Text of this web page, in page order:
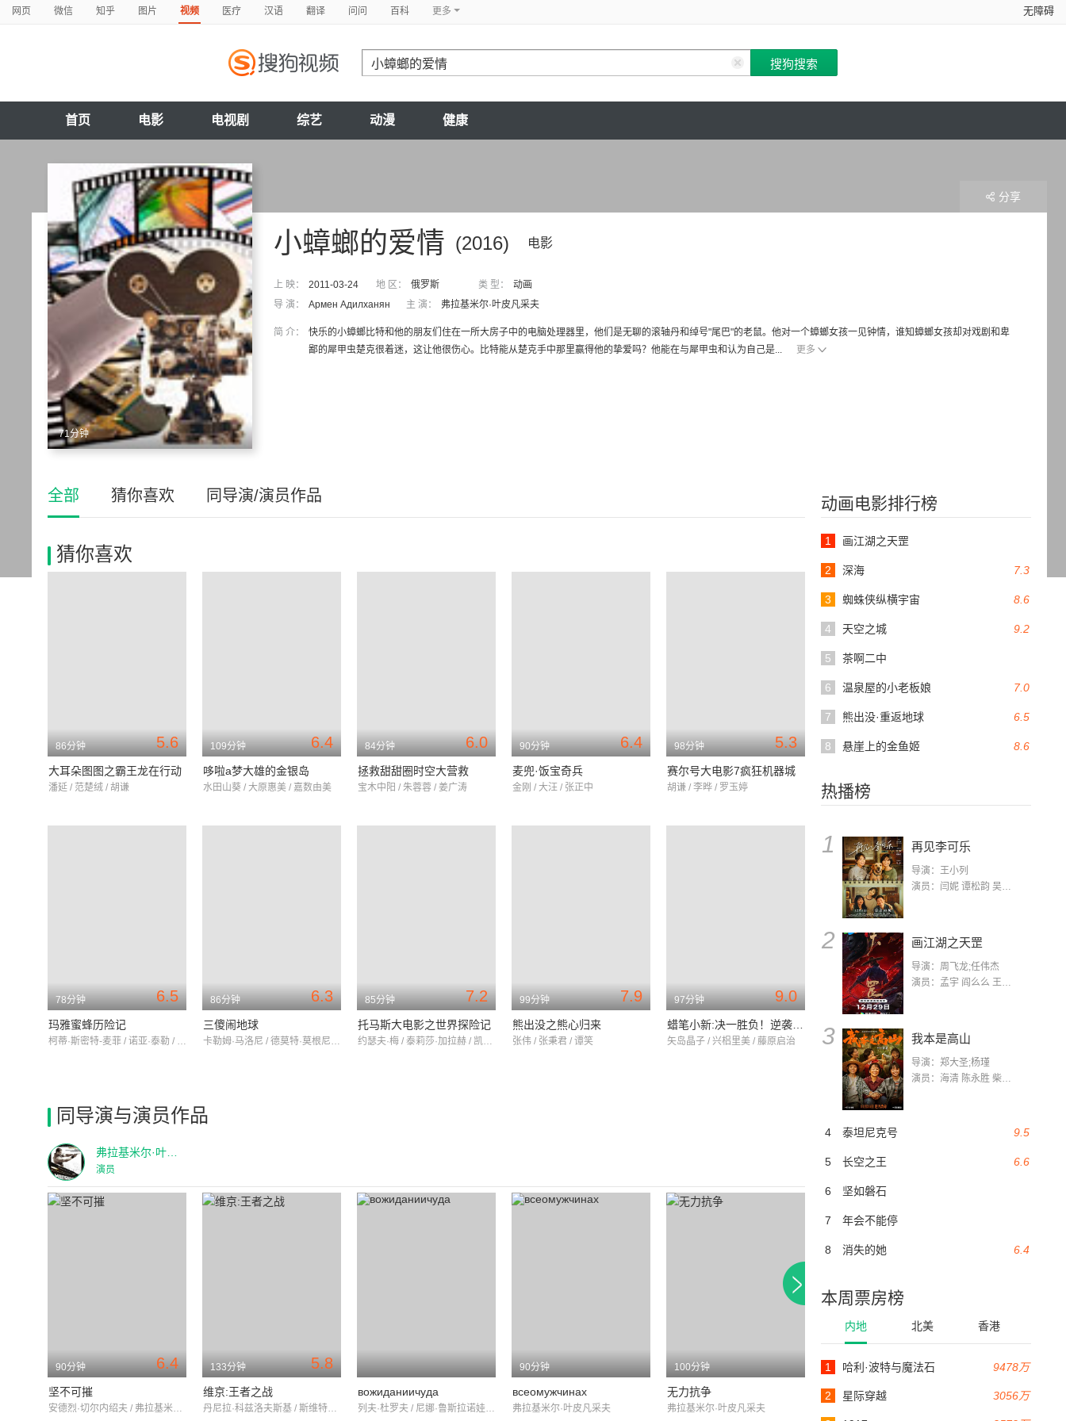
网页 微信 知乎 图片 视频 医疗 汉语 翻译 问问 百科 更多 无障碍
首页 电影 电视剧 综艺 动漫 健康
71分钟
(2016) 电影
小蟑螂的爱情
上 映： 2011-03-24 地 区： 俄罗斯 类 型：
动画
导 演：
Армен Адилханян 主 演： 弗拉基米尔·叶皮凡采夫
简 介：
快乐的小蟑螂比特和他的朋友们住在一所大房子中的电脑处理器里，他们是无聊的滚轴丹和绰号"尾巴"的老鼠。他对一个蟑螂女孩一见钟情，谁知蟑螂女孩却对戏剧和卑
鄙的犀甲虫楚克很着迷，这让他很伤心。比特能从楚克手中那里赢得他的挚爱吗？他能在与犀甲虫和认为自己是...
更多
分享
动画电影排行榜
1 画江湖之天罡
7.3
2 深海
8.6
3 蜘蛛侠纵横宇宙
9.2
4 天空之城
5 茶啊二中
7.0
6 温泉屋的小老板娘
6.5
7 熊出没·重返地球
8.6
8 悬崖上的金鱼姬
热播榜
1 再见李可乐
导演：王小列
演员：闫妮 谭松韵 吴京 蒋龙 赵小棠 冯雷 李虎城 平安 小七 小可乐
2 画江湖之天罡
导演：周飞龙;任伟杰
演员：孟宇 阎么么 王凯 郭政建 阎萌萌 杨默 高枫 齐斯伽 刘芊含 马程
3 我本是高山
导演：郑大圣;杨瑾
演员：海清 陈永胜 柴烨 王玥婷 万国鹏 美朵达瓦 赵瑞婷 罗解艳 郭莉娜 潘家艳
9.5
4 泰坦尼克号
6.6
5 长空之王
6 坚如磐石
7 年会不能停
6.4
8 消失的她
本周票房榜
内地 北美 香港
9478万
1 哈利·波特与魔法石
3056万
2 星际穿越
全部 猜你喜欢 同导演/演员作品
猜你喜欢
5.6
86分钟
大耳朵图图之霸王龙在行动
潘延 / 范楚绒 / 胡谦
6.4
109分钟
哆啦a梦大雄的金银岛
水田山葵 / 大原惠美 / 嘉数由美
6.0
84分钟
拯救甜甜圈时空大营救
宝木中阳 / 朱蓉蓉 / 姜广涛
6.4
90分钟
麦兜·饭宝奇兵
金刚 / 大汪 / 张正中
5.3
98分钟
赛尔号大电影7疯狂机器城
胡谦 / 李晔 / 罗玉婷
6.5
78分钟
玛雅蜜蜂历险记
柯蒂·斯密特-麦菲 / 诺亚·泰勒 / 理查德·劳斯伯格
6.3
86分钟
三傻闹地球
卡勒姆·马洛尼 / 德莫特·莫根尼斯 / 保罗·泰来克
7.2
85分钟
托马斯大电影之世界探险记
约瑟夫·梅 / 泰莉莎·加拉赫 / 凯瑞·莎勒
7.9
99分钟
熊出没之熊心归来
张伟 / 张秉君 / 谭笑
9.0
97分钟
矢岛晶子 / 兴梠里美 / 藤原启治
同导演与演员作品
演员
6.4
90分钟
坚不可摧
安德烈·切尔内绍夫 / 弗拉基米尔·叶皮凡采夫 / 奥列格·福明
5.8
133分钟
维京:王者之战
丹尼拉·科兹洛夫斯基 / 斯维特兰娜·库德钦科娃 / 马克西姆·苏卡诺夫
вожидaниичуда
列夫·杜罗夫 / 尼娜·鲁斯拉诺娃 / Olesya Sudzilovskaya
90分钟
всеомужчинах
弗拉基米尔·叶皮凡采夫
100分钟
无力抗争
弗拉基米尔·叶皮凡采夫
Фартовый
98分钟
战争幸存者